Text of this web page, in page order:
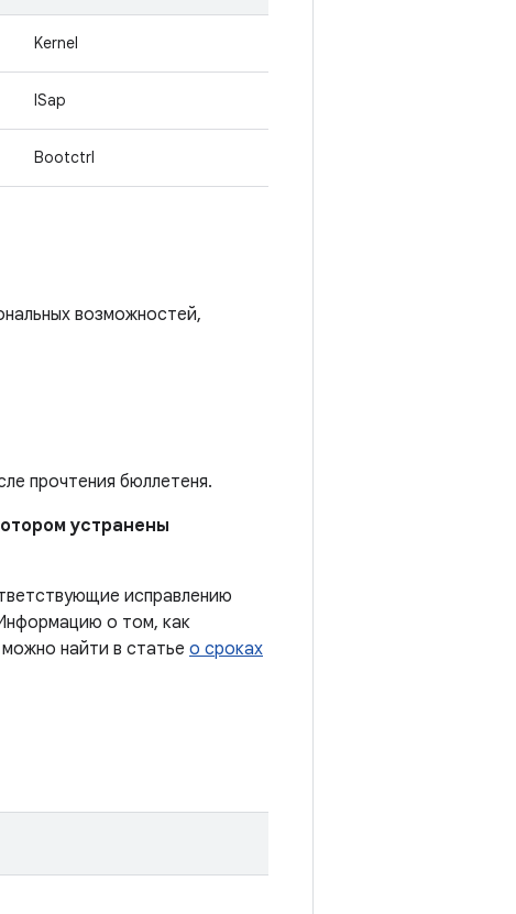
Kernel
ISap
Bootctrl
возможностей,
прочтения бюллетеня.
устранены
исправлению
о том, как
найти в статье о сроках